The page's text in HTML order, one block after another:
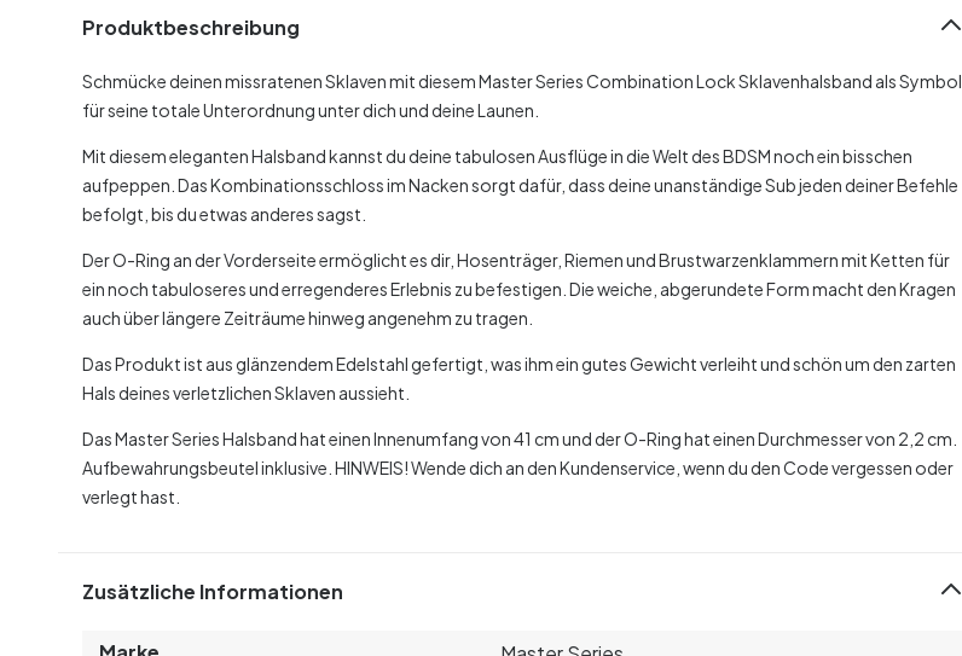
Produktbeschreibung
Schmücke deinen missratenen Sklaven mit diesem Master Series Combination Lock Sklavenhalsband als Symbol
für seine totale Unterordnung unter dich und deine Launen.
Mit diesem eleganten Halsband kannst du deine tabulosen Ausflüge in die Welt des BDSM noch ein bisschen
aufpeppen. Das Kombinationsschloss im Nacken sorgt dafür, dass deine unanständige Sub jeden deiner Befehle
befolgt, bis du etwas anderes sagst.
Der O-Ring an der Vorderseite ermöglicht es dir, Hosenträger, Riemen und Brustwarzenklammern mit Ketten für
ein noch tabuloseres und erregenderes Erlebnis zu befestigen. Die weiche, abgerundete Form macht den Kragen
auch über längere Zeiträume hinweg angenehm zu tragen.
Das Produkt ist aus glänzendem Edelstahl gefertigt, was ihm ein gutes Gewicht verleiht und schön um den zarten
Hals deines verletzlichen Sklaven aussieht.
Das Master Series Halsband hat einen Innenumfang von 41 cm und der O-Ring hat einen Durchmesser von 2,2 cm.
Aufbewahrungsbeutel inklusive. HINWEIS! Wende dich an den Kundenservice, wenn du den Code vergessen oder
verlegt hast.
Zusätzliche Informationen